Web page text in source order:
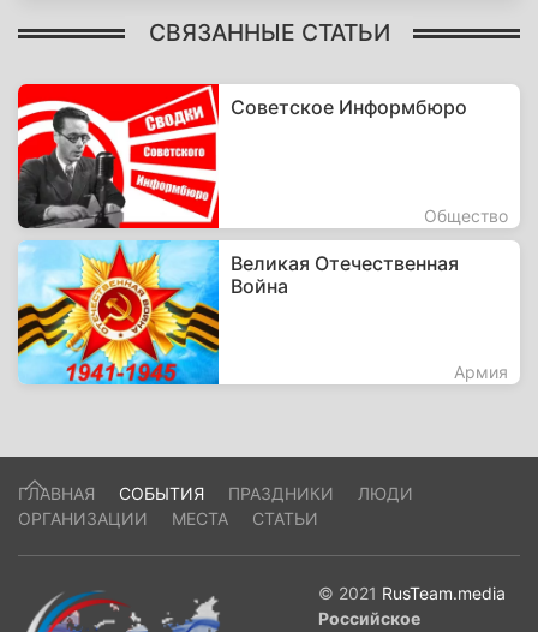
СВЯЗАННЫЕ СТАТЬИ
Советское Информбюро
Общество
Великая Отечественная
Война
Армия
ГЛАВНАЯ СОБЫТИЯ ПРАЗДНИКИ
ЛЮДИ
ОРГАНИЗАЦИИ
МЕСТА СТАТЬИ
© 2021 RusTeam.media
Российское